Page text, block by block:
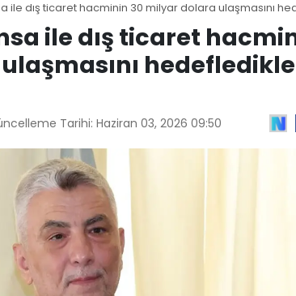
ile dış ticaret hacminin 30 milyar dolara ulaşmasını
ile dış ticaret
Tarihi: Haziran 03, 2026 09:50